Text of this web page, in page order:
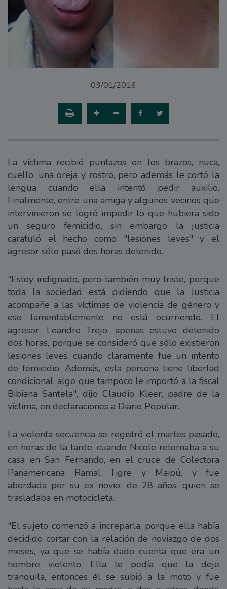
03/01/2016
La víctima recibió puntazos en los brazos, nuca,
cuello, una oreja y rostro, pero además le cortó la
lengua cuando ella intentó pedir auxilio.
Finalmente, entre una amiga y algunos vecinos que
intervinieron se logró impedir lo que hubiera sido
un seguro femicidio, sin embargo la justicia
caratuló el hecho como "lesiones leves" y el
agresor sólo pasó dos horas detenido.
"Estoy indignado, pero también muy triste, porque
toda la sociedad está pidiendo que la Justicia
acompañe a las víctimas de violencia de género y
eso lamentablemente no está ocurriendo. El
agresor, Leandro Trejo, apenas estuvo detenido
dos horas, porque se consideró que sólo existieron
lesiones leves, cuando claramente fue un intento
de femicidio. Además, esta persona tiene libertad
condicional, algo que tampoco le importó a la fiscal
Bibiana Santela", dijo Claudio Kleer, padre de la
víctima, en declaraciones a Diario Popular.
La violenta secuencia se registró el martes pasado,
en horas de la tarde, cuando Nicole retornaba a su
casa en San Fernando, en el cruce de Colectora
Panamericana Ramal Tigre y Maipú, y fue
abordada por su ex novio, de 28 años, quien se
trasladaba en motocicleta.
"El sujeto comenzó a increparla, porque ella había
decidido cortar con la relación de noviazgo de dos
meses, ya que se había dado cuenta que era un
hombre violento. Ella le pedía que la deje
tranquila, entonces él se subió a la moto y fue